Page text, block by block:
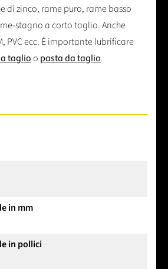
di zinco, rame puro, rame basso
stagno a corto taglio. Anche
PVC ecc. È importante lubrificare
taglioo pasta da taglio.
in mm
in pollici